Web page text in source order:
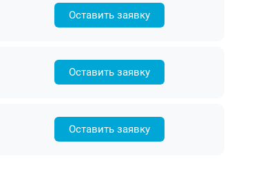
Оставить заявку
Оставить заявку
Оставить заявку